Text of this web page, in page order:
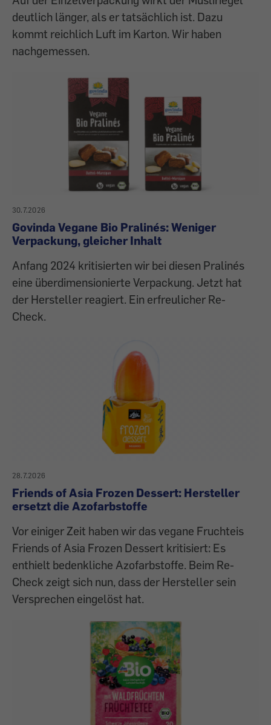
deutlich länger, als er tatsächlich ist. Dazu
kommt reichlich Luft im Karton. Wir haben
nachgemessen.
30.7.2026
Govinda Vegane Bio Pralinés: Weniger
Verpackung, gleicher Inhalt
Anfang 2024 kritisierten wir bei diesen Pralinés
eine überdimensionierte Verpackung. Jetzt hat
der Hersteller reagiert. Ein erfreulicher Re-
Check.
28.7.2026
Friends of Asia Frozen Dessert: Hersteller
ersetzt die Azofarbstoffe
Vor einiger Zeit haben wir das vegane Fruchteis
Friends of Asia Frozen Dessert kritisiert: Es
enthielt bedenkliche Azofarbstoffe. Beim Re-
Check zeigt sich nun, dass der Hersteller sein
Versprechen eingelöst hat.